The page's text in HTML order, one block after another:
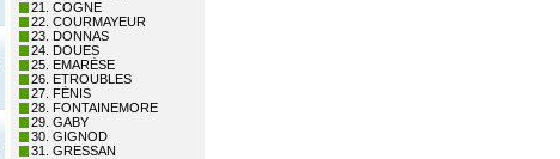
21. COGNE
22. COURMAYEUR
23. DONNAS
24. DOUES
25. EMARÈSE
26. ETROUBLES
27. FÉNIS
28. FONTAINEMORE
29. GABY
30. GIGNOD
31. GRESSAN